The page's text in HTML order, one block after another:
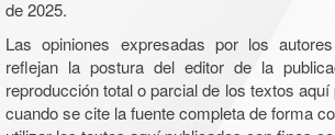
de 2025.
Las opiniones expresadas por los
reflejan la postura del editor de la
reproducción total o parcial de los textos
cuando se cite la fuente completa de forma